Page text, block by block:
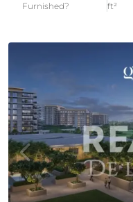
Furnished? ft²